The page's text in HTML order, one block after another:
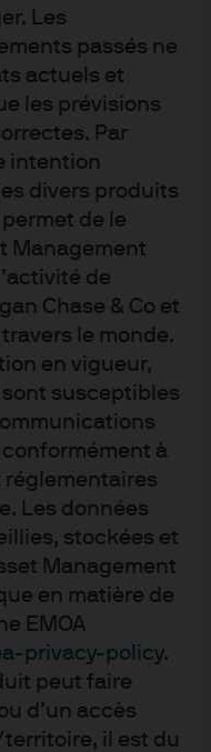
Les
passés ne
actuels et
les prévisions
Par
intention
divers produits
de le
Management
de
Chase & Co et
le monde.
en vigueur,
susceptibles
à
réglementaires
Les données
stockées et
Management
en matière de
EMOA
privacy-policy.
peut faire
d’un accès
il est du
ETF thématiques vous
autorisées)
à exploiter les
structurelles à long
plus prometteurs du
sont surtout
marché très ciblée, la
de performance
par les fonds